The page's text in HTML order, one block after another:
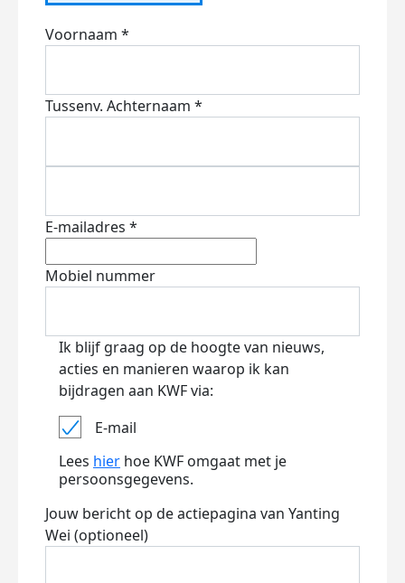
Voornaam *
Tussenv. Achternaam *
E-mailadres *
Mobiel nummer
Ik blijf graag op de hoogte van nieuws,
acties en manieren waarop ik kan
bijdragen aan KWF via:
E-mail
Lees hier hoe KWF omgaat met je
persoonsgegevens.
Jouw bericht op de actiepagina van Yanting
Wei (optioneel)